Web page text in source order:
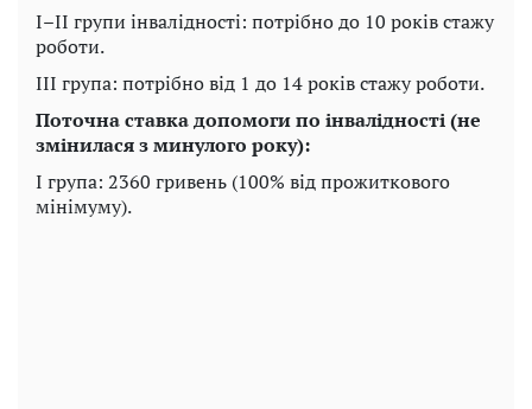
І–ІІ групи інвалідності: потрібно до 10 років стажу
роботи.
ІІІ група: потрібно від 1 до 14 років стажу роботи.
Поточна ставка допомоги по інвалідності (не
змінилася з минулого року):
І група: 2360 гривень (100% від прожиткового
мінімуму).